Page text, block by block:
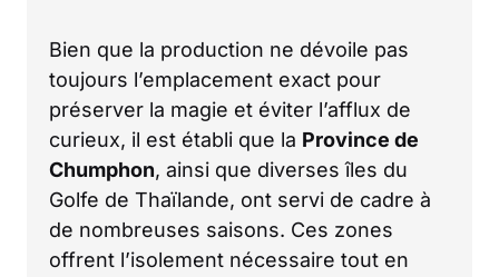
Bien que la production ne dévoile pas
toujours l’emplacement exact pour
préserver la magie et éviter l’afflux de
curieux, il est établi que la Province de
Chumphon, ainsi que diverses îles du
Golfe de Thaïlande, ont servi de cadre à
de nombreuses saisons. Ces zones
offrent l’isolement nécessaire tout en